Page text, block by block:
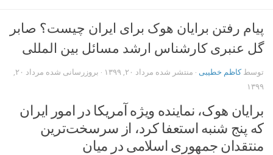
پیام رفتن برایان هوک برای ایران چیست؟ صابر
گل عنبری کارشناس ارشد مسائل بین المللی
توسطکاظم خطیبی · منتشر شده مرداد ۲۰, ۱۳۹۹ · بروزرسانی شده
مرداد ۲۰,
۱۳۹۹
برایان هوک، نماینده ویژه آمریکا در امور ایران
که پنج شنبه استعفا کرد، از سرسخت‌ترین
منتقدان جمهوری اسلامی در میان